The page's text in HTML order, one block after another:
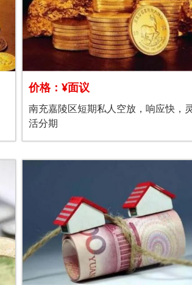
价格：¥面议
南充嘉陵区短期私人空放，响应快，
活分期